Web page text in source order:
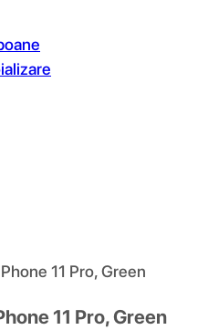
11 Pro, Green
11 Pro, Green